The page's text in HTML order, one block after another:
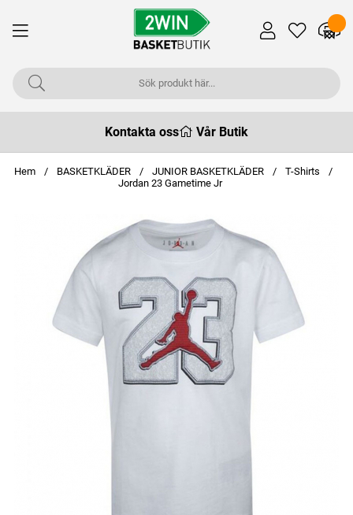
Kontakta oss Vår Butik
Hem BASKETKLÄDER JUNIOR BASKETKLÄDER
T-Shirts
Jordan 23 Gametime Jr